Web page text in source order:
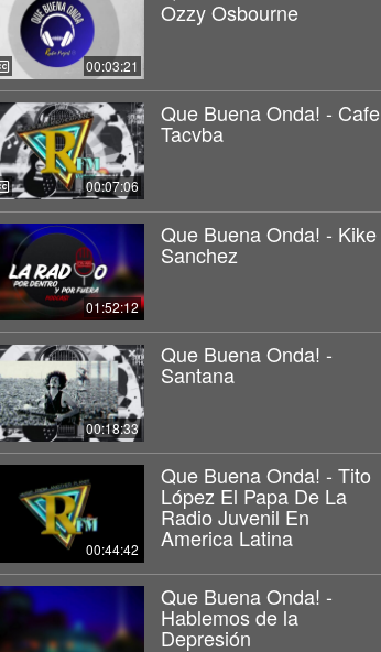
00:03:21
Ozzy Osbourne
00:07:06
Que Buena Onda! - Cafe
Tacvba
01:52:12
Que Buena Onda! - Kike
Sanchez
00:18:33
Que Buena Onda! -
Santana
00:44:42
Que Buena Onda! - Tito
López El Papa De La
Radio Juvenil En
America Latina
Que Buena Onda! -
Hablemos de la
Depresión